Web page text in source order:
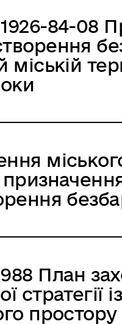
84-08
міській
План
стратегії
простору